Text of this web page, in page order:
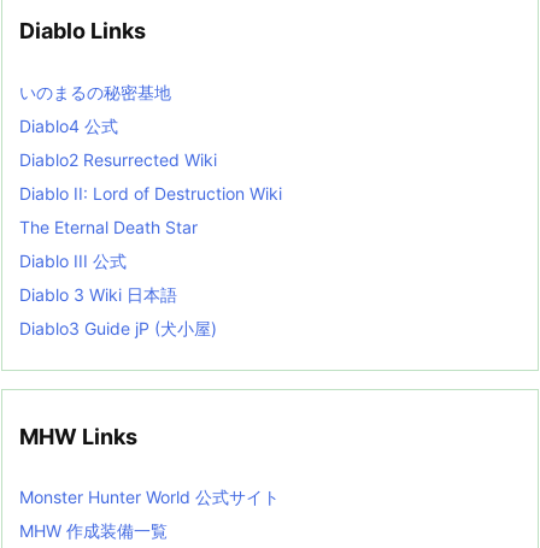
e
i
s
t
Diablo Links
いのまるの秘密基地
Diablo4 公式
Diablo2 Resurrected Wiki
Diablo II: Lord of Destruction Wiki
The Eternal Death Star
Diablo III 公式
Diablo 3 Wiki 日本語
Diablo3 Guide jP (犬小屋)
MHW Links
Monster Hunter World 公式サイト
MHW 作成装備一覧